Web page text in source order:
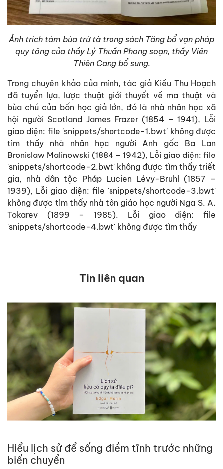
Ảnh trích tám bùa trừ tà trong sách Tăng bổ vạn pháp
quy tông của thầy Lý Thuần Phong soạn, thầy Viên
Thiên Cang bổ sung.
Trong chuyên khảo của mình, tác giả Kiều Thu Hoạch
đã tuyển lựa, lược thuật giới thuyết về ma thuật và
bùa chú của bốn học giả lớn, đó là nhà nhân học xã
hội người Scotland James Frazer (1854 – 1941), Lỗi
giao diện: file 'snippets/shortcode-1.bwt' không được
tìm thấy nhà nhân học người Anh gốc Ba Lan
Bronislaw Malinowski (1884 – 1942), Lỗi giao diện: file
'snippets/shortcode-2.bwt' không được tìm thấy triết
gia, nhà dân tộc Pháp Lucien Lévy-Bruhl (1857 –
1939), Lỗi giao diện: file 'snippets/shortcode-3.bwt'
không được tìm thấy nhà tôn giáo học người Nga S. A.
Tokarev (1899 – 1985). Lỗi giao diện: file
'snippets/shortcode-4.bwt' không được tìm thấy
Tin liên quan
Hiểu lịch sử để sống điềm tĩnh trước những
biến chuyển